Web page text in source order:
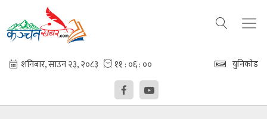
युनिकोड